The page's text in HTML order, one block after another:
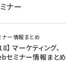
ナー
ナー情報まとめ
マーケティング、
セミナー情報まとめ